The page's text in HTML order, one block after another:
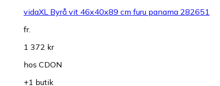
vidaXL Byrå vit 46x40x89 cm furu panama 282651
fr.
1 372 kr
hos CDON
+1 butik